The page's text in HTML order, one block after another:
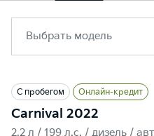
Выбрать модель
С пробегом Онлайн-кредит
Carnival 2022
2.2 л / 199 л.c. / дизель /